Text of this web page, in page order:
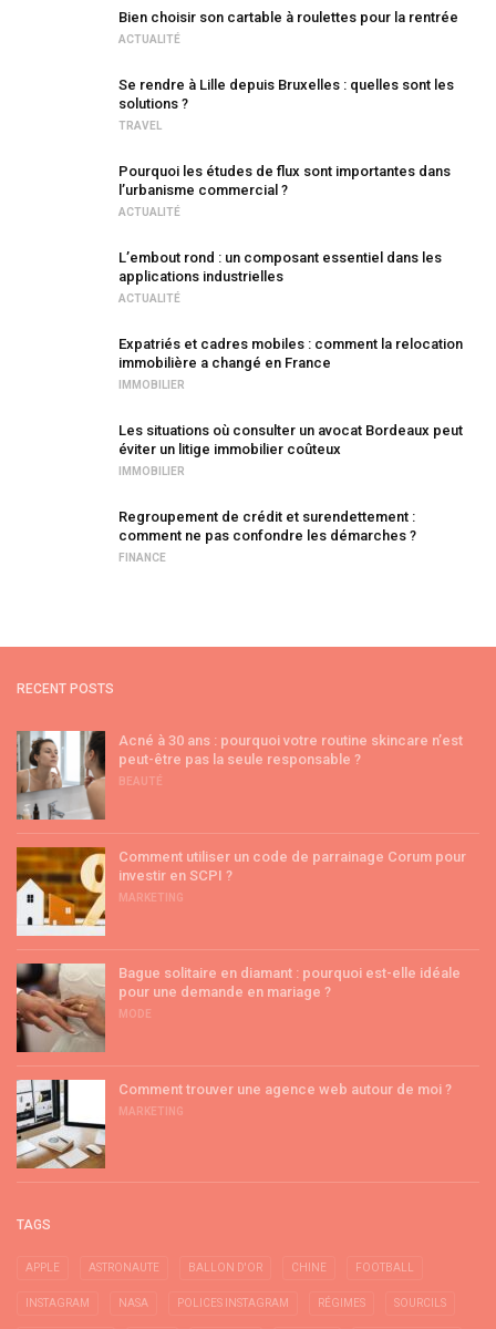
Bien choisir son cartable à roulettes pour la rentrée
ACTUALITÉ
Se rendre à Lille depuis Bruxelles : quelles sont les
solutions ?
TRAVEL
Pourquoi les études de flux sont importantes dans
l’urbanisme commercial ?
ACTUALITÉ
L’embout rond : un composant essentiel dans les
applications industrielles
ACTUALITÉ
Expatriés et cadres mobiles : comment la relocation
immobilière a changé en France
IMMOBILIER
Les situations où consulter un avocat Bordeaux peut
éviter un litige immobilier coûteux
IMMOBILIER
Regroupement de crédit et surendettement :
comment ne pas confondre les démarches ?
FINANCE
RECENT POSTS
Acné à 30 ans : pourquoi votre routine skincare n’est
peut-être pas la seule responsable ?
BEAUTÉ
Comment utiliser un code de parrainage Corum pour
investir en SCPI ?
MARKETING
Bague solitaire en diamant : pourquoi est-elle idéale
pour une demande en mariage ?
MODE
Comment trouver une agence web autour de moi ?
MARKETING
TAGS
APPLE ASTRONAUTE BALLON D'OR CHINE FOOTBALL
INSTAGRAM NASA POLICES INSTAGRAM RÉGIMES SOURCILS